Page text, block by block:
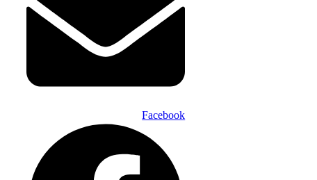
Facebook